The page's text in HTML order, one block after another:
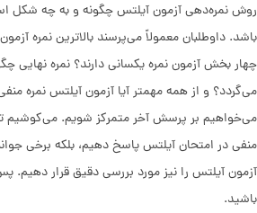
روش نمره‌دهی آزمون آیلتس چگونه و به چه شکل
باشد. داوطلبان معمولاً می‌پرسند بالاترین نمره
چهار بخش آزمون نمره یکسانی دارند؟ نمره نهایی
می‌گردد؟ و از همه مهمتر آیا آزمون آیلتس نمره
‌می‌خواهیم بر پرسش آخر متمرکز شویم. ‌می‌کوشیم
منفی در امتحان آیلتس پاسخ دهیم، بلکه برخی
آزمون آیلتس را نیز مورد بررسی دقیق قرار دهیم.
باشید.